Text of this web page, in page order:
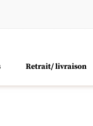
Retrait/ livraison